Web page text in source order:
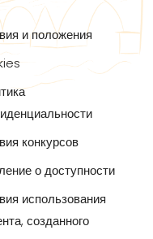
и положения
конкурсов
о доступности
использования
созданного